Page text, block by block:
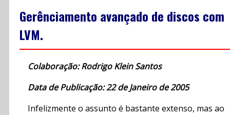
Gerênciamento avançado de discos com
LVM.
Colaboração: Rodrigo Klein Santos
Data de Publicação: 22 de Janeiro de 2005
Infelizmente o assunto é bastante extenso, mas ao